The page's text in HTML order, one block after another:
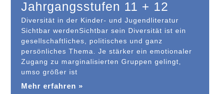
Jahrgangsstufen 11 + 12
Diversität in der Kinder- und Jugendliteratur
Sichtbar werdenSichtbar sein Diversität ist ein
gesellschaftliches, politisches und ganz
persönliches Thema. Je stärker ein emotionaler
Zugang zu marginalisierten Gruppen gelingt,
umso größer ist
Mehr erfahren »